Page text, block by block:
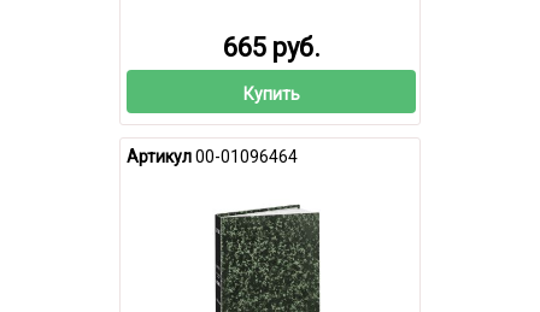
665 руб.
Купить
Артикул00-01096464